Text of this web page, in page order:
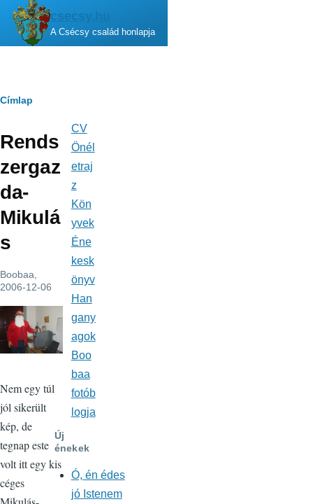
Ugrás a tartalomra
csecsy.hu
A Csécsy család honlapja
Morzsa
Címlap
Rends
zergaz
da-
Mikulá
s
Boobaa,
2006-12-06
Nem egy túl
jól sikerült
kép, de
tegnap este
volt itt egy kis
céges
navigáció
CV
Önél
etraj
z
Kön
yvek
Éne
kesk
önyv
Han
gany
agok
Boo
baa
fotób
logja
Új
énekek
Ó, én édes
jó Istenem